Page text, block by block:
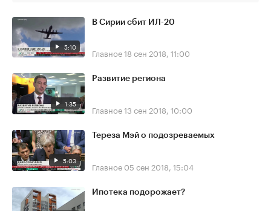
5:10
В Сирии сбит ИЛ-20
Главное18 сен 2018, 11:00
1:35
Развитие региона
Главное13 сен 2018, 10:00
5:03
Тереза Мэй о подозреваемых
Главное 05 сен 2018, 15:04
Ипотека подорожает?